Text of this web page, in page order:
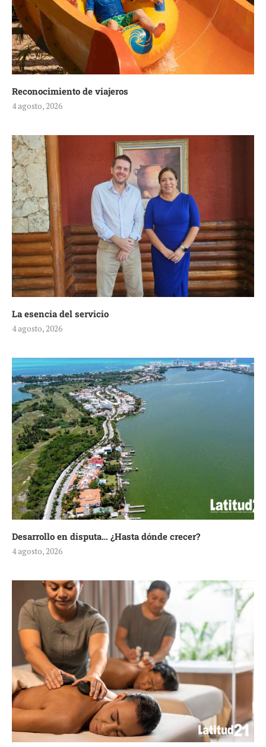
Reconocimiento de viajeros
4 agosto, 2026
La esencia del servicio
4 agosto, 2026
Desarrollo en disputa… ¿Hasta dónde crecer?
4 agosto, 2026